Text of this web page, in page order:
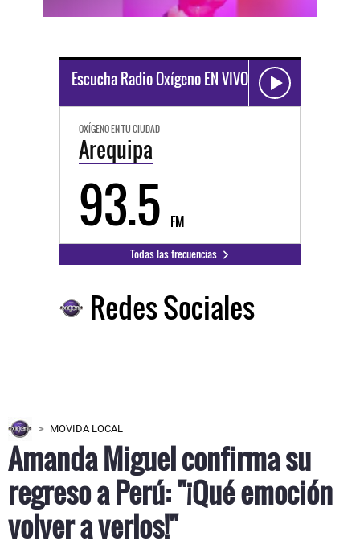
Escucha Radio Oxígeno EN VIVO
OXÍGENO EN TU CIUDAD
Arequipa
93.5 FM
Todas las frecuencias
Redes Sociales
MOVIDA LOCAL
Amanda Miguel confirma su
regreso a Perú: "¡Qué emoción
volver a verlos!"